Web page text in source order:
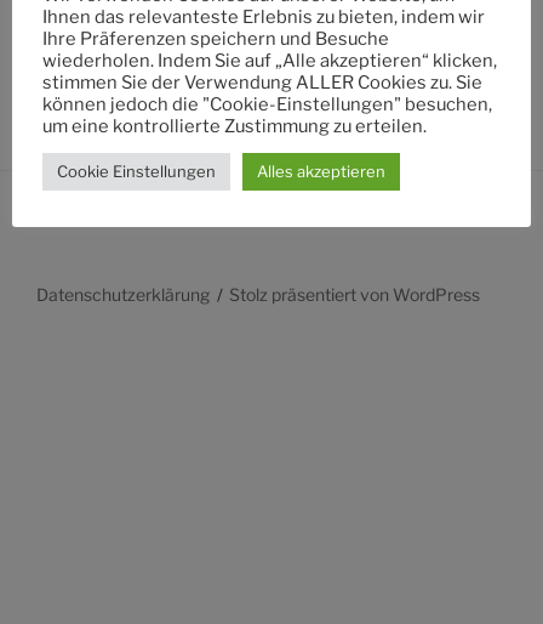
nach:
Datenschutzerklärung Stolz präsentiert von WordPress
Ihnen das relevanteste Erlebnis zu bieten, indem wir
Ihre Präferenzen speichern und Besuche
wiederholen. Indem Sie auf „Alle akzeptieren“ klicken,
stimmen Sie der Verwendung ALLER Cookies zu. Sie
können jedoch die "Cookie-Einstellungen" besuchen,
um eine kontrollierte Zustimmung zu erteilen.
Cookie Einstellungen Alles akzeptieren